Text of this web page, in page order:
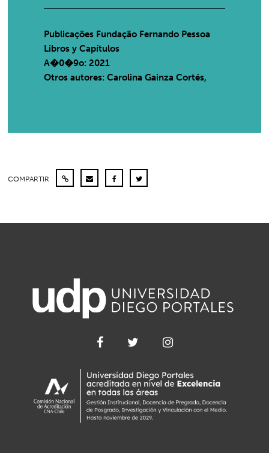
Publicações Fundação Fernando Pessoa
Libros y Capítulos
A�0�9o: 2021
Otros autores: Carolina Gainza Cortés,
COMPARTIR